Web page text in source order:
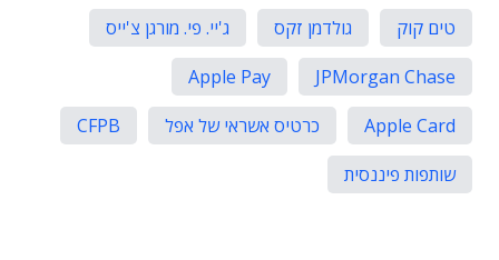
טים קוק
גולדמן זקס
ג'יי. פי. מורגן צ'ייס
JPMorgan Chase
Apple Pay
Apple Card
כרטיס אשראי של אפל
CFPB
שותפות פיננסית